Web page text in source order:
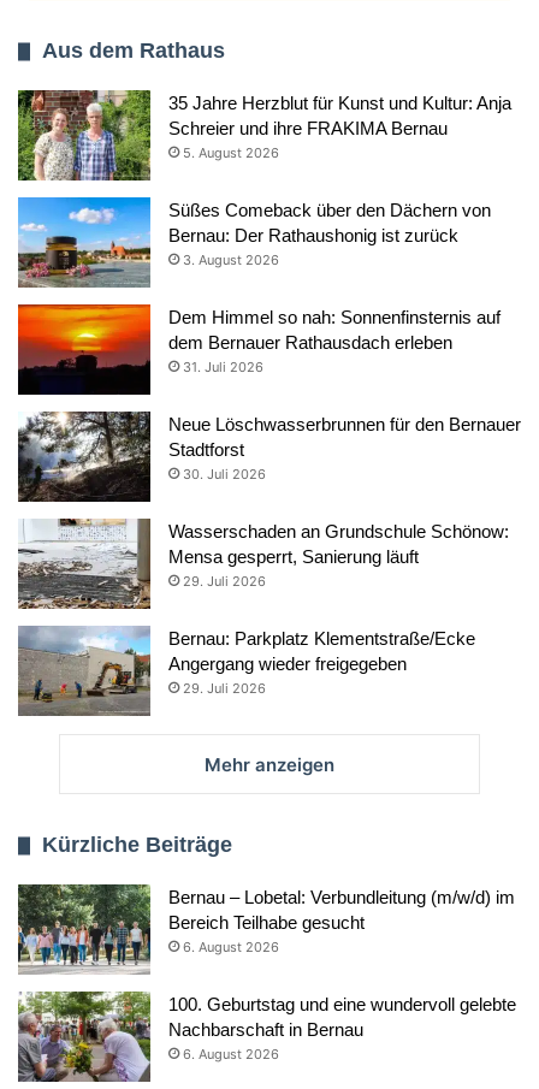
Aus dem Rathaus
35 Jahre Herzblut für Kunst und Kultur: Anja
Schreier und ihre FRAKIMA Bernau
5. August 2026
Süßes Comeback über den Dächern von
Bernau: Der Rathaushonig ist zurück
3. August 2026
Dem Himmel so nah: Sonnenfinsternis auf
dem Bernauer Rathausdach erleben
31. Juli 2026
Neue Löschwasserbrunnen für den Bernauer
Stadtforst
30. Juli 2026
Wasserschaden an Grundschule Schönow:
Mensa gesperrt, Sanierung läuft
29. Juli 2026
Bernau: Parkplatz Klementstraße/Ecke
Angergang wieder freigegeben
29. Juli 2026
Mehr anzeigen
Kürzliche Beiträge
Bernau – Lobetal: Verbundleitung (m/w/d) im
Bereich Teilhabe gesucht
6. August 2026
100. Geburtstag und eine wundervoll gelebte
Nachbarschaft in Bernau
6. August 2026